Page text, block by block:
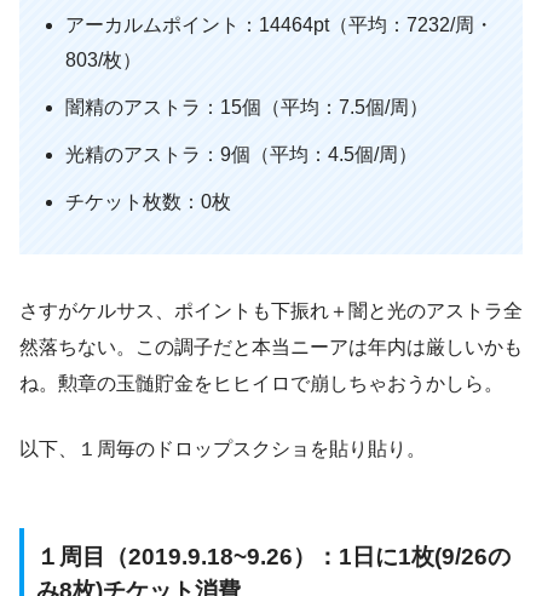
アーカルムポイント：14464pt（平均：7232/周・
803/枚）
闇精のアストラ：15個（平均：7.5個/周）
光精のアストラ：9個（平均：4.5個/周）
チケット枚数：0枚
さすがケルサス、ポイントも下振れ＋闇と光のアストラ全
然落ちない。この調子だと本当ニーアは年内は厳しいかも
ね。勲章の玉髄貯金をヒヒイロで崩しちゃおうかしら。
以下、１周毎のドロップスクショを貼り貼り。
１周目（2019.9.18~9.26）：1日に1枚(9/26の
み8枚)チケット消費